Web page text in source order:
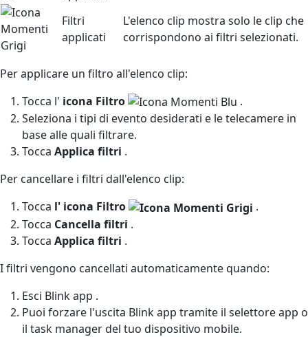
Filtri
applicati
L'elenco clip mostra solo le clip che
corrispondono ai filtri selezionati.
Per applicare un filtro all'elenco clip:
Tocca l' icona Filtro
.
Seleziona i tipi di evento desiderati e le telecamere in
base alle quali filtrare.
Tocca Applica filtri .
Per cancellare i filtri dall'elenco clip:
Tocca l' icona Filtro
.
Tocca Cancella filtri .
Tocca Applica filtri .
I filtri vengono cancellati automaticamente quando:
Esci Blink app .
Puoi forzare l'uscita Blink app tramite il selettore app o
il task manager del tuo dispositivo mobile.